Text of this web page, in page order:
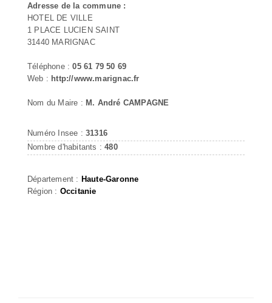
Adresse de la commune :
HOTEL DE VILLE
1 PLACE LUCIEN SAINT
31440 MARIGNAC
Téléphone :05 61 79 50 69
Web : http://www.marignac.fr
Nom du Maire : M. André CAMPAGNE
Numéro Insee : 31316
Nombre d'habitants :480
Département : Haute-Garonne
Région : Occitanie